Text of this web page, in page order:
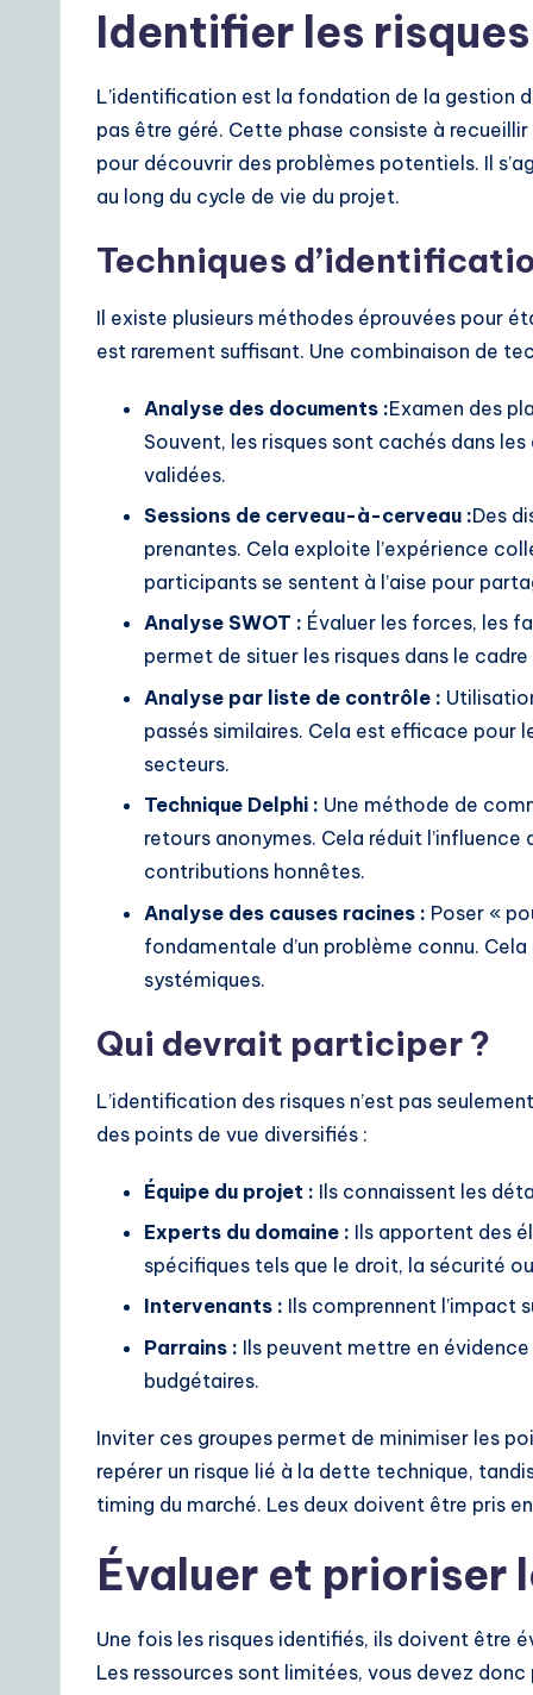
Identifier les
L’identification est la fondation de la gestion
pas être géré. Cette phase consiste à
pour découvrir des problèmes potentiels. Il
au long du cycle de vie du projet.
Techniques
Il existe plusieurs méthodes éprouvées pour
est rarement suffisant. Une combinaison de
Analyse des documents :Examen des
Souvent, les risques sont cachés dans
validées.
Sessions de cerveau-à-cerveau :Des
prenantes. Cela exploite l’expérience
participants se sentent à l’aise pour
Analyse SWOT : Évaluer les forces, les
permet de situer les risques dans le
Analyse par liste de contrôle :
passés similaires. Cela est efficace pour
secteurs.
Technique Delphi : Une méthode de
retours anonymes. Cela réduit
contributions honnêtes.
Analyse des causes racines : Poser «
fondamentale d’un problème connu.
systémiques.
Qui devrait participer ?
L’identification des risques n’est pas
des points de vue diversifiés :
Équipe du projet : Ils connaissent les
Experts du domaine : Ils apportent des
spécifiques tels que le droit, la sécurité ou
Intervenants : Ils comprennent l’impact
Parrains : Ils peuvent mettre en
budgétaires.
Inviter ces groupes permet de minimiser les
repérer un risque lié à la dette technique,
timing du marché. Les deux doivent être pris
Évaluer et prioriser
Une fois les risques identifiés, ils doivent être
Les ressources sont limitées, vous devez